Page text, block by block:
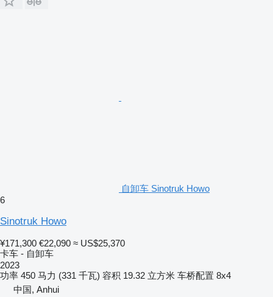
自卸车 Sinotruk Howo
6
Sinotruk Howo
¥171,300 €22,090 ≈ US$25,370
卡车 - 自卸车
2023
功率 450 马力 (331 千瓦) 容积 19.32 立方米 车桥配置 8x4
中国, Anhui